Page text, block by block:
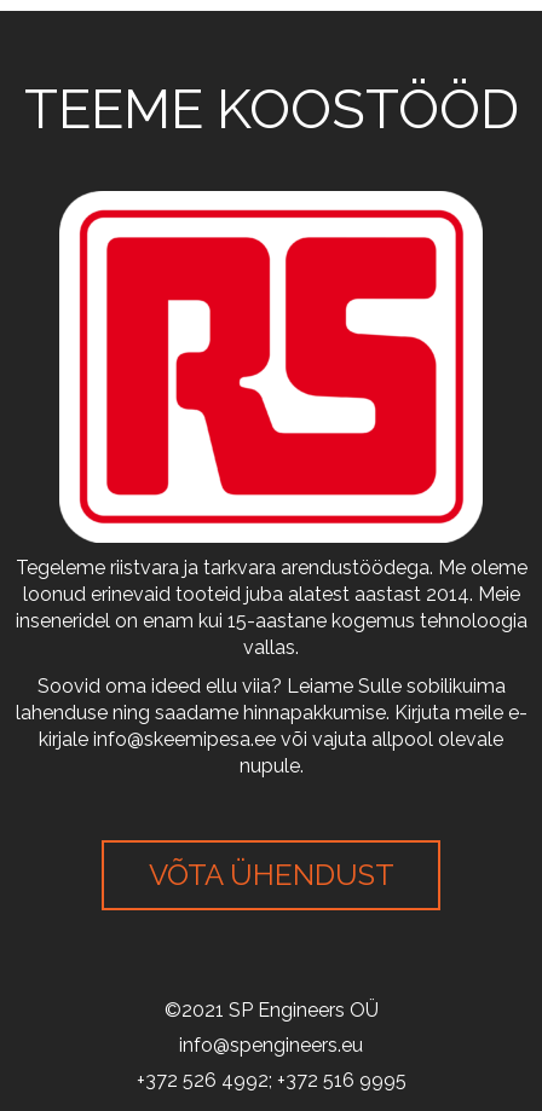
TEEME KOOSTÖÖD
Tegeleme riistvara ja tarkvara arendustöödega. Me oleme
loonud erinevaid tooteid juba alatest aastast 2014. Meie
inseneridel on enam kui 15-aastane kogemus tehnoloogia
vallas.
Soovid oma ideed ellu viia? Leiame Sulle sobilikuima
lahenduse ning saadame hinnapakkumise. Kirjuta meile e-
kirjale info@skeemipesa.ee või vajuta allpool olevale
nupule.
VÕTA ÜHENDUST
©2021 SP Engineers OÜ
info@spengineers.eu
+372 526 4992; +372 516 9995